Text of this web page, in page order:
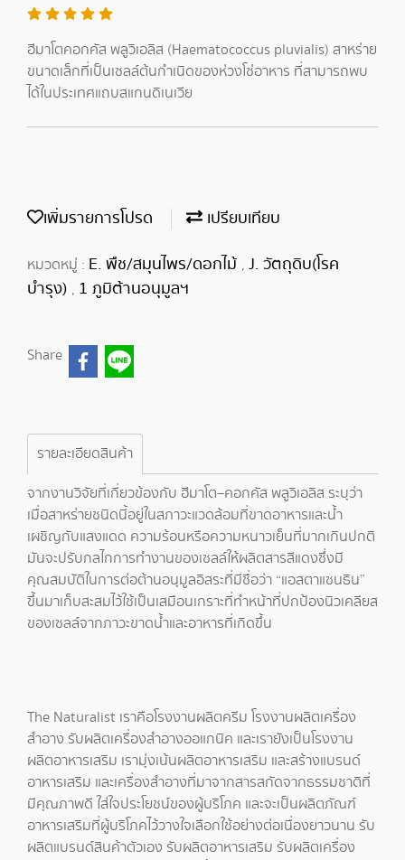
ฮีมาโตคอกคัส พลูวิเอลิส (Haematococcus pluvialis) สาหร่าย
ขนาดเล็กที่เป็นเซลล์ต้นกำเนิดของห่วงโซ่อาหาร ที่สามารถพบ
ได้ในประเทศแถบสแกนดิเนเวีย
เพิ่มรายการโปรด เปรียบเทียบ
หมวดหมู่ : E. พืช/สมุนไพร/ดอกไม้ , J. วัตถุดิบ(โรค
บำรุง) , 1 ภูมิต้านอนุมูลฯ
Share
รายละเอียดสินค้า
จากงานวิจัยที่เกี่ยวข้องกับ ฮีมาโต–คอกคัส พลูวิเอลิส ระบุว่า
เมื่อสาหร่ายชนิดนี้อยู่ในสภาวะแวดล้อมที่ขาดอาหารและน้ำ
เผชิญกับแสงแดด ความร้อนหรือความหนาวเย็นที่มากเกินปกติ
มันจะปรับกลไกการทำงานของเซลล์ให้ผลิตสารสีแดงซึ่งมี
คุณสมบัติในการต่อต้านอนุมูลอิสระที่มีชื่อว่า “แอสตาแซนธิน”
ขึ้นมาเก็บสะสมไว้ใช้เป็นเสมือนเกราะที่ทำหน้าที่ปกป้องนิวเคลียส
ของเซลล์จากภาวะขาดน้ำและอาหารที่เกิดขึ้น
The Naturalist เราคือโรงงานผลิตครีม โรงงานผลิตเครื่อง
สำอาง รับผลิตเครื่องสำอางออแกนิค และเรายังเป็นโรงงาน
ผลิตอาหารเสริม เรามุ่งเน้นผลิตอาหารเสริม และสร้างแบรนด์
อาหารเสริม และเครื่องสำอางที่มาจากสารสกัดจากธรรมชาติที่
มีคุณภาพดี ใส่ใจประโยชน์ของผู้บริโภค และจะเป็นผลิตภัณฑ์
อาหารเสริมที่ผู้บริโภคไว้วางใจเลือกใช้อย่างต่อเนื่องยาวนาน รับ
ผลิตแบรนด์สินค้าตัวเอง รับผลิตอาหารเสริม รับผลิตเครื่อง